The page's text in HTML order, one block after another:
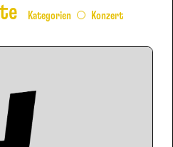
Kategorien Konzert